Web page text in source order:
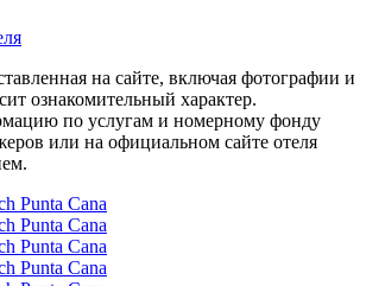
на сайте, включая фотографии и
ознакомительный характер.
по услугам и номерному фонду
или на официальном сайте отеля